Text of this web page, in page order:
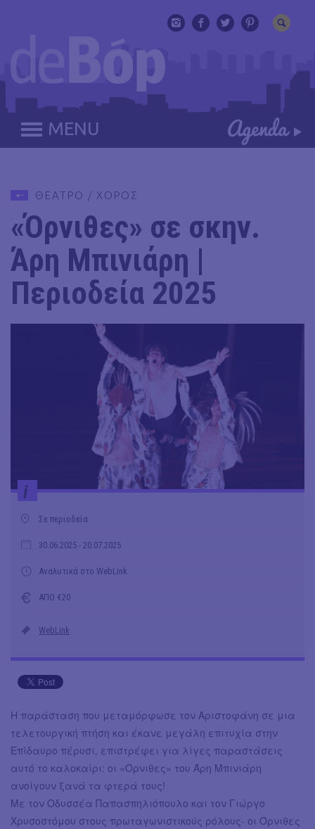
MENU
ΘΕΑΤΡΟ / ΧΟΡΟΣ
«Όρνιθες» σε σκην.
Άρη Μπινιάρη |
Περιοδεία 2025
i
Σε περιοδεία
30.06.2025 - 20.07.2025
Αναλυτικά στο WebLink
ΑΠΟ €20
WebLink
Η παράσταση που μεταμόρφωσε τον Αριστοφάνη σε μια
τελετουργική πτήση και έκανε μεγάλη επιτυχία στην
Επίδαυρο πέρυσι, επιστρέφει για λίγες παραστάσεις
αυτό το καλοκαίρι: οι «Όρνιθες» του Άρη Μπινιάρη
ανοίγουν ξανά τα φτερά τους!
Με τον Οδυσσέα Παπασπηλιόπουλο και τον Γιώργο
Χρυσοστόμου στους πρωταγωνιστικούς ρόλους- οι Όρνιθες